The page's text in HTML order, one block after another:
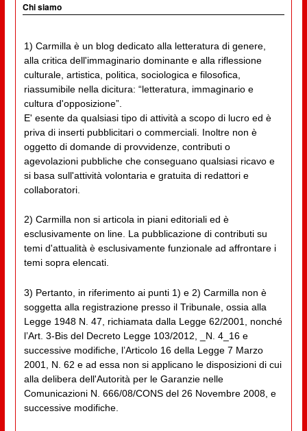
Chi siamo
1) Carmilla è un blog dedicato alla letteratura di genere,
alla critica dell'immaginario dominante e alla riflessione
culturale, artistica, politica, sociologica e filosofica,
riassumibile nella dicitura: “letteratura, immaginario e
cultura d'opposizione”.
E' esente da qualsiasi tipo di attività a scopo di lucro ed è
priva di inserti pubblicitari o commerciali. Inoltre non è
oggetto di domande di provvidenze, contributi o
agevolazioni pubbliche che conseguano qualsiasi ricavo e
si basa sull'attività volontaria e gratuita di redattori e
collaboratori.
2) Carmilla non si articola in piani editoriali ed è
esclusivamente on line. La pubblicazione di contributi su
temi d'attualità è esclusivamente funzionale ad affrontare i
temi sopra elencati.
3) Pertanto, in riferimento ai punti 1) e 2) Carmilla non è
soggetta alla registrazione presso il Tribunale, ossia alla
Legge 1948 N. 47, richiamata dalla Legge 62/2001, nonché
l’Art. 3-Bis del Decreto Legge 103/2012, _N. 4_16 e
successive modifiche, l’Articolo 16 della Legge 7 Marzo
2001, N. 62 e ad essa non si applicano le disposizioni di cui
alla delibera dell'Autorità per le Garanzie nelle
Comunicazioni N. 666/08/CONS del 26 Novembre 2008, e
successive modifiche.